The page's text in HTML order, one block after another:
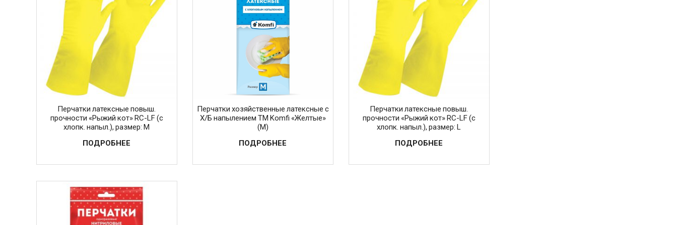
Перчатки латексные повыш.
прочности «Рыжий кот» RC-LF (c
хлопк. напыл.), размер: M
ПОДРОБНЕЕ
Перчатки хозяйственные латексные с
Х/Б напылением ТМ Komfi «Желтые»
(M)
ПОДРОБНЕЕ
Перчатки латексные повыш.
прочности «Рыжий кот» RC-LF (c
хлопк. напыл.), размер: L
ПОДРОБНЕЕ